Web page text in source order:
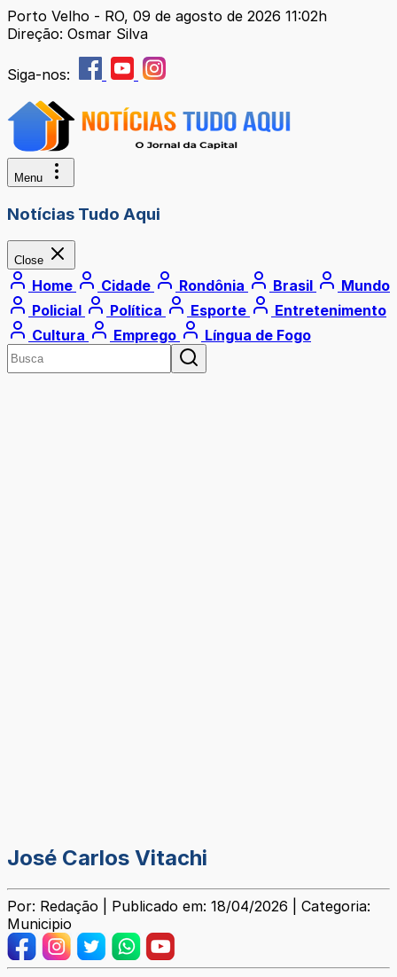
Porto Velho - RO, 09 de agosto de 2026 11:02h
Direção: Osmar Silva
Siga-nos:
Menu
Notícias Tudo Aqui
Close
Home Cidade Rondônia Brasil
Mundo
Policial
Política Esporte
Entretenimento
Cultura
Emprego Língua de Fogo
José Carlos Vitachi
Por: Redação | Publicado em: 18/04/2026 | Categoria:
Municipio